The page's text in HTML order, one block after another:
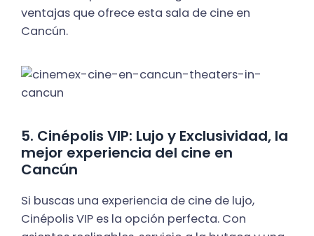
ventajas que ofrece esta sala de cine en
Cancún.
5. Cinépolis VIP: Lujo y Exclusividad, la
mejor experiencia del cine en
Cancún
Si buscas una experiencia de cine de lujo,
Cinépolis VIP es la opción perfecta. Con